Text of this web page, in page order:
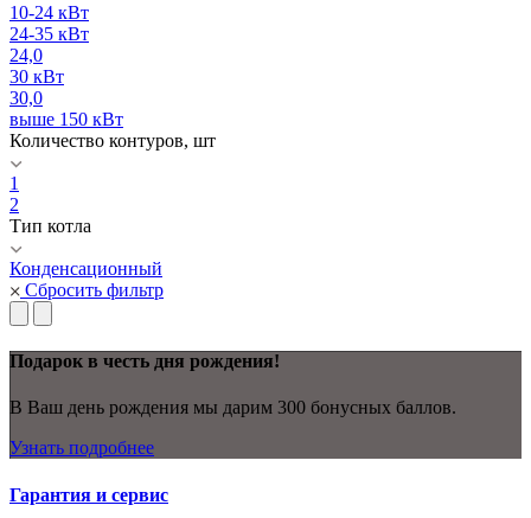
10-24 кВт
24-35 кВт
24,0
30 кВт
30,0
выше 150 кВт
Количество контуров, шт
1
2
Тип котла
Конденсационный
Сбросить фильтр
Подарок в честь дня рождения!
В Ваш день рождения мы дарим 300 бонусных баллов.
Узнать подробнее
Гарантия и сервис